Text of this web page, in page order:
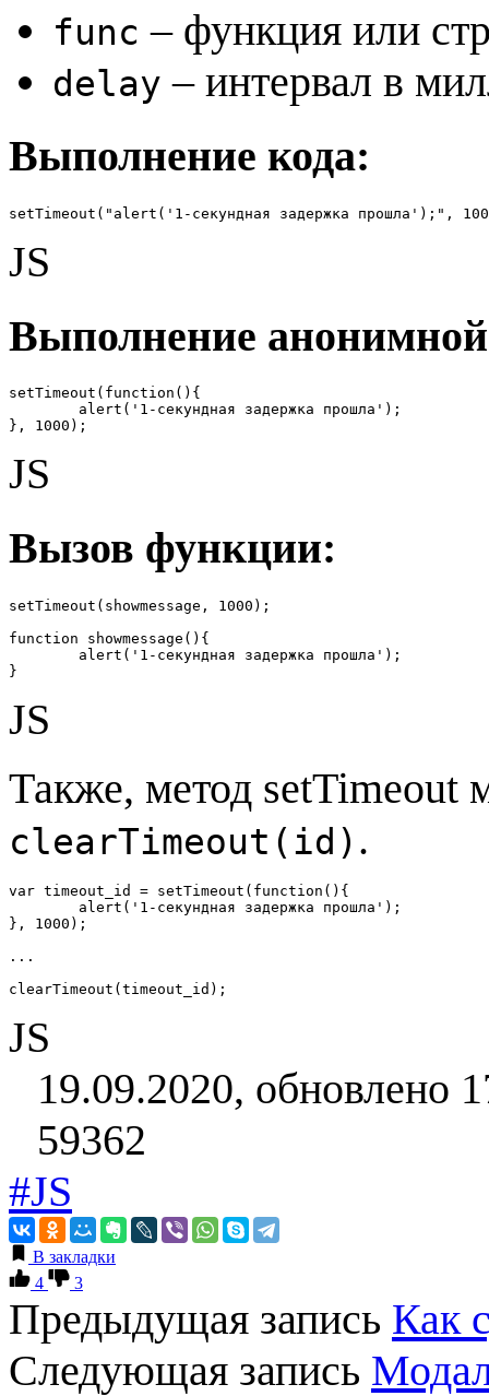
func – функция или
delay – интервал в
Выполнение кода:
setTimeout("alert('1-секундная задержка прошла');",
JS
Выполнение
setTimeout(function(){
}, 1000);
JS
Вызов функции:
setTimeout(showmessage, 1000);
function showmessage(){
}
JS
Также, метод setTimeout
clearTimeout(id) .
var timeout_id = setTimeout(function(){
}, 1000);
...
clearTimeout(timeout_id);
JS
19.09.2020, обновлено
59362
#JS
В закладки
4
3
Предыдущая запись Как
Следующая запись